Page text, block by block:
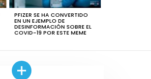
PFIZER SE HA CONVERTIDO
EN UN EJEMPLO DE
DESINFORMACIÓN SOBRE EL
COVID-19 POR ESTE MEME